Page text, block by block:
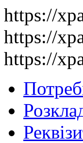
https://
https://
https://